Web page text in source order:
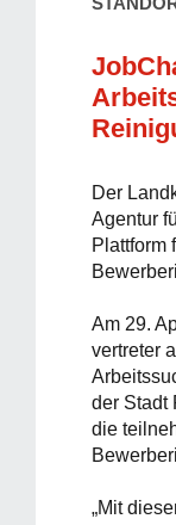
Der
Agentur
Plattform
Am 29.
vertreter
der Stadt
die
„Mit